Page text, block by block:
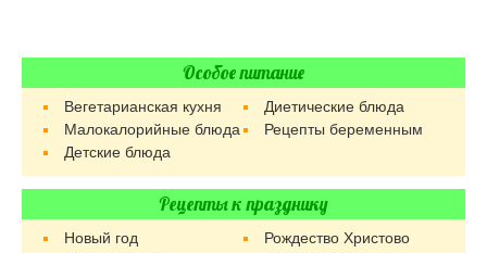
Особое питание
Вегетарианская кухня
Диетические блюда
Малокалорийные блюда
Рецепты беременным
Детские блюда
Рецепты к празднику
Новый год
Рождество Христово